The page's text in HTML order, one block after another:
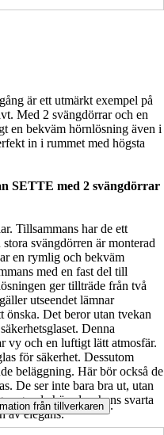
är ett utmärkt exempel på
Med 2 svängdörrar och en
en bekväm hörnlösning även i
in i rummet med högsta
SETTE med 2 svängdörrar
Tillsammans har de ett
svängdörren är monterad
en rymlig och bekväm
med en fast del till
ger tillträde från två
utseendet lämnar
önska. Det beror utan tvekan
Denna
vy och en luftigt lätt atmosfär.
för säkerhet. Dessutom
beläggning. Här bör också de
De ser inte bara bra ut, utan
ger de hörnduschens svarta
av elegans.
från tillverkaren .